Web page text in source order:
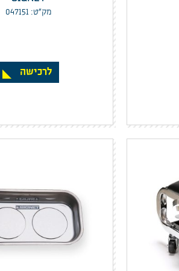
מק”ט: 047151
לרכישה